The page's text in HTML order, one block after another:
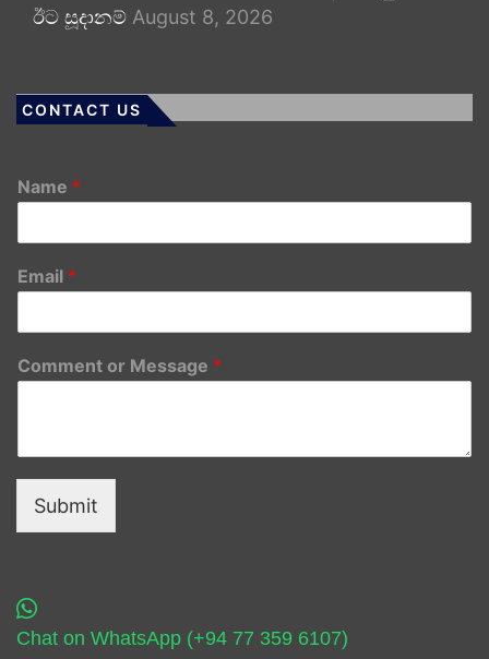
ඊට සූදානම් August 8, 2026
CONTACT US
Name *
Email *
Comment or Message *
Submit
Chat on WhatsApp (+94 77 359 6107)